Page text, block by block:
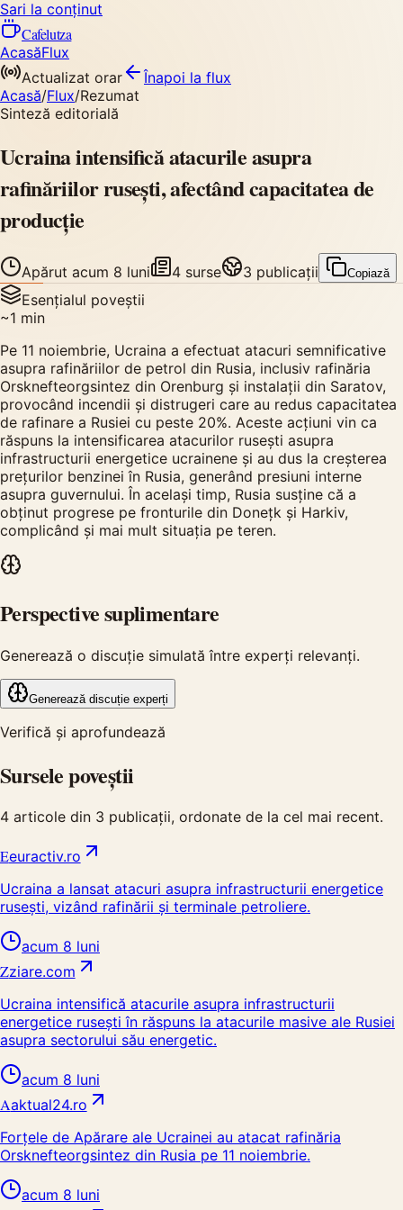
Sari la conținut
Cafelutza
AcasăFlux
Actualizat orar
Înapoi la flux
Acasă/Flux/Rezumat
Sinteză editorială
Ucraina intensifică atacurile asupra
rafinăriilor rusești, afectând capacitatea de
producție
Apărut acum 8 luni 4 surse 3 publicații Copiază
Esențialul poveștii
~1 min
Pe 11 noiembrie, Ucraina a efectuat atacuri semnificative
asupra rafinăriilor de petrol din Rusia, inclusiv rafinăria
Orsknefteorgsintez din Orenburg și instalații din Saratov,
provocând incendii și distrugeri care au redus capacitatea
de rafinare a Rusiei cu peste 20%. Aceste acțiuni vin ca
răspuns la intensificarea atacurilor rusești asupra
infrastructurii energetice ucrainene și au dus la creșterea
prețurilor benzinei în Rusia, generând presiuni interne
asupra guvernului. În același timp, Rusia susține că a
obținut progrese pe fronturile din Donețk și Harkiv,
complicând și mai mult situația pe teren.
Perspective suplimentare
Generează o discuție simulată între experți relevanți.
Generează discuție experți
Verifică și aprofundează
Sursele poveștii
4 articole din 3 publicații, ordonate de la cel mai recent.
Eeuractiv.ro
Ucraina a lansat atacuri asupra infrastructurii energetice
rusești, vizând rafinării și terminale petroliere.
acum 8 luni
Zziare.com
Ucraina intensifică atacurile asupra infrastructurii
energetice rusești în răspuns la atacurile masive ale Rusiei
asupra sectorului său energetic.
acum 8 luni
Aaktual24.ro
Forțele de Apărare ale Ucrainei au atacat rafinăria
Orsknefteorgsintez din Rusia pe 11 noiembrie.
acum 8 luni